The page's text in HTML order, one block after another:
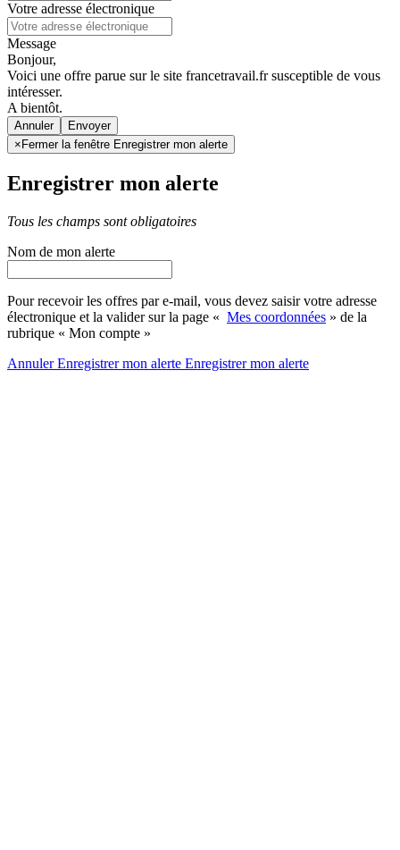
Votre adresse électronique
Message
Bonjour,
Voici une offre parue sur le site francetravail.fr susceptible de vous
intéresser.
A bientôt.
Annuler
× Fermer la fenêtre Enregistrer mon alerte
Enregistrer mon alerte
Tous les champs sont obligatoires
Nom de mon alerte
Pour recevoir les offres par e-mail, vous devez saisir votre adresse
électronique et la valider sur la page « Mes coordonnées » de la
rubrique « Mon compte »
AnnulerEnregistrer mon alerte Enregistrermon alerte